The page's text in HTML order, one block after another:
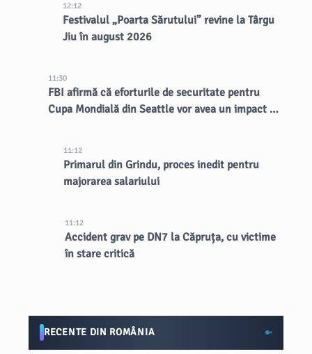
12:12
Festivalul „Poarta Sărutului” revine la Târgu
Jiu în august 2026
11:30
FBI afirmă că eforturile de securitate pentru
Cupa Mondială din Seattle vor avea un impact de
11:12
Primarul din Grindu, proces inedit pentru
majorarea salariului
11:12
Accident grav pe DN7 la Căpruța, cu victime
în stare critică
RECENTE DIN ROMÂNIA